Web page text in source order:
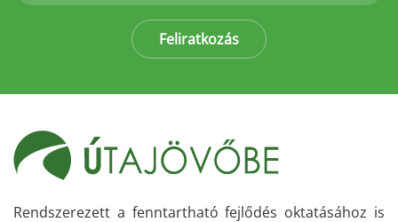
Feliratkozás
Rendszerezett a fenntartható fejlődés oktatásához is